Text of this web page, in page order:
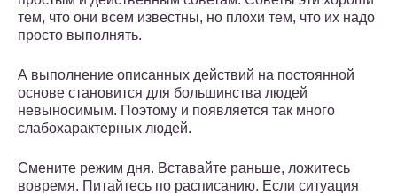
тем, что они всем известны, но плохи тем, что их надо
просто выполнять.
А выполнение описанных действий на постоянной
основе становится для большинства людей
невыносимым. Поэтому и появляется так много
слабохарактерных людей.
Смените режим дня. Вставайте раньше, ложитесь
вовремя. Питайтесь по расписанию. Если ситуация